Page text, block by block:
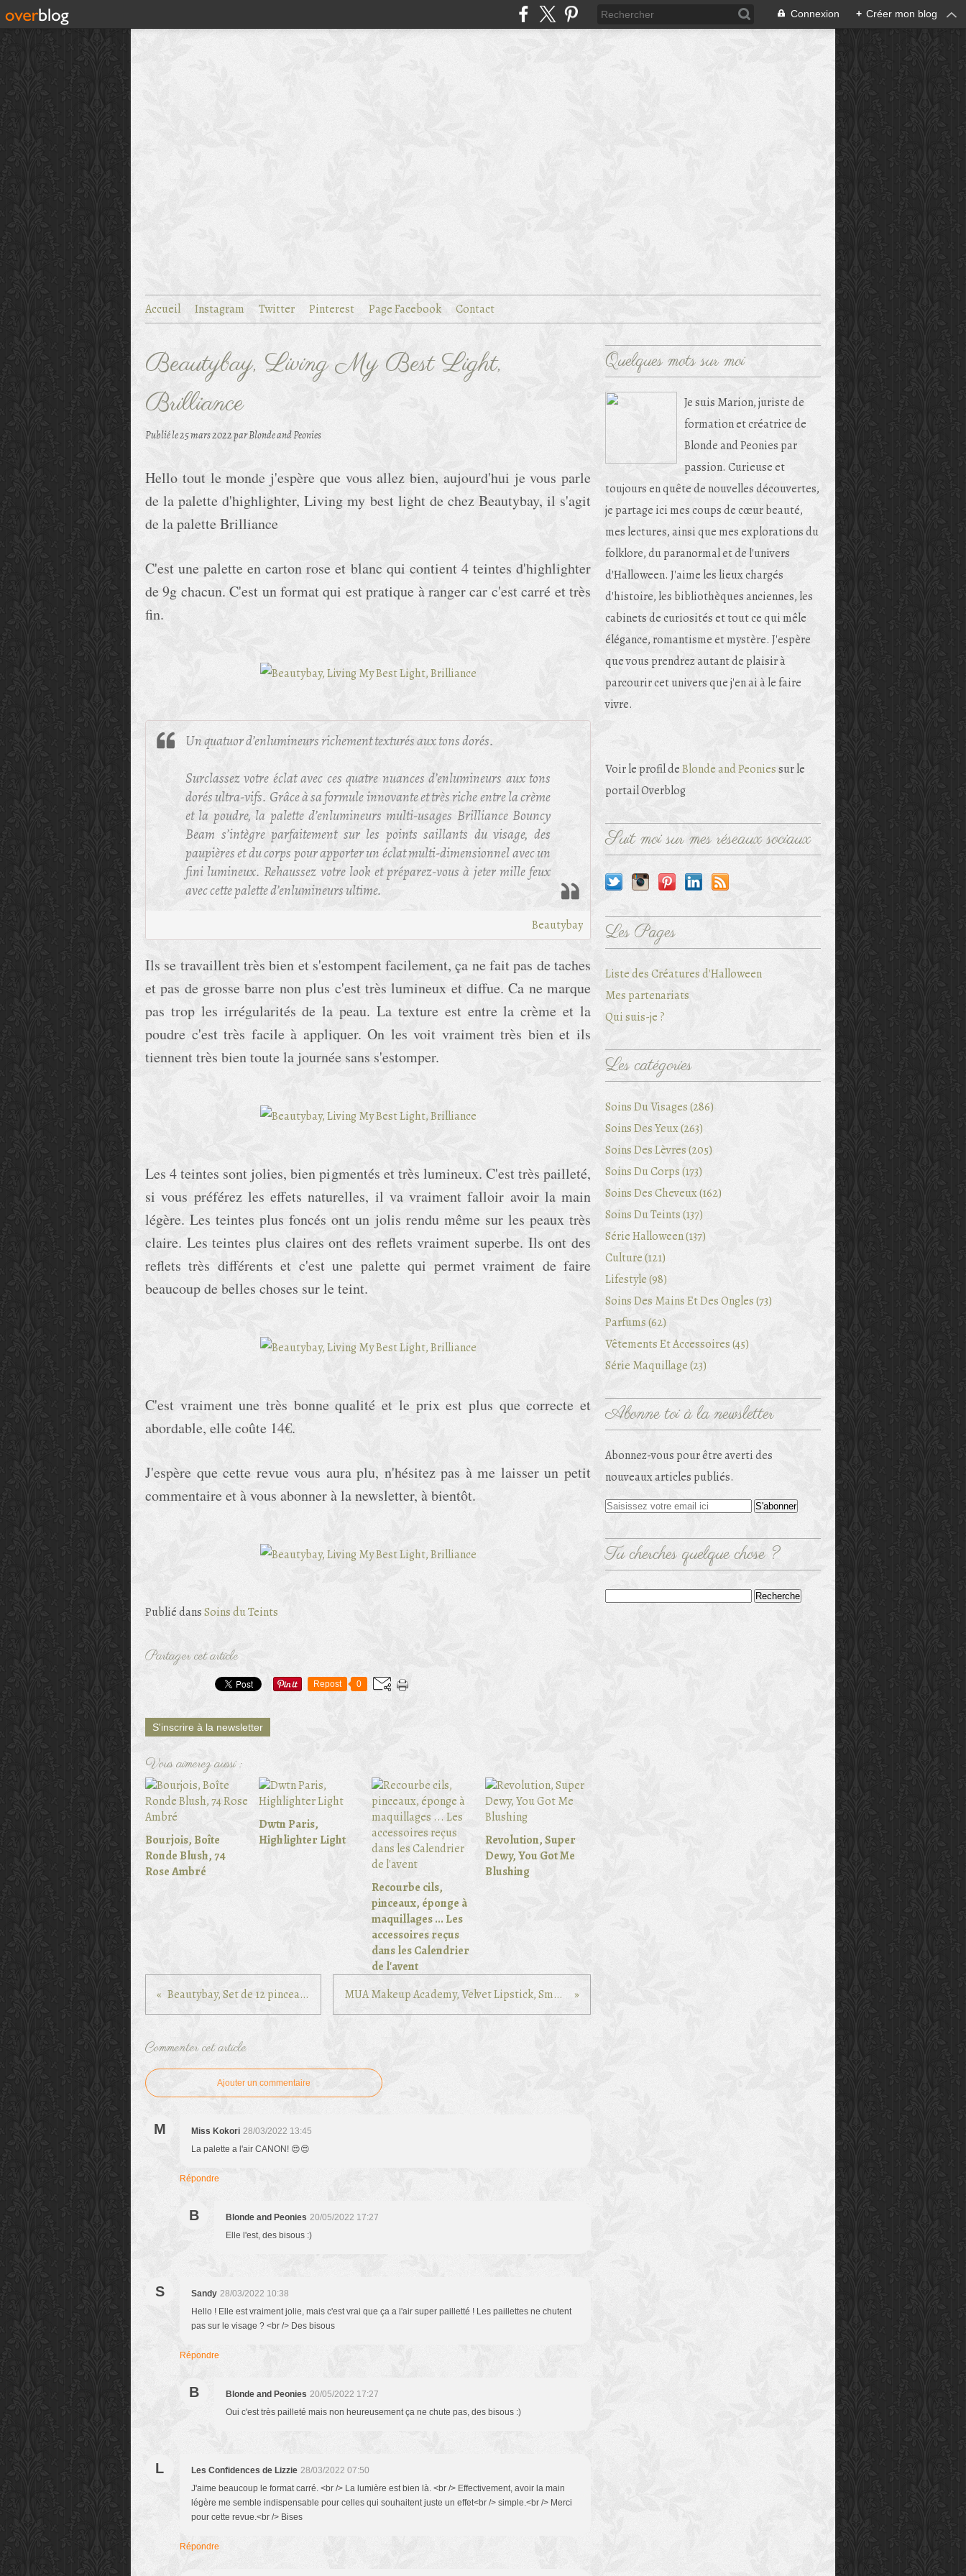
Connexion + Créer mon blog
Accueil Instagram Twitter Pinterest Page Facebook Contact
Beautybay, Living My Best Light,
Brilliance
Publié le25 mars 2022par Blonde and Peonies
Hello tout le monde j'espère que vous allez bien, aujourd'hui je vous parle
de la palette d'highlighter, Living my best light de chez Beautybay, il s'agit
de la palette Brilliance
C'est une palette en carton rose et blanc qui contient 4 teintes d'highlighter
de 9g chacun. C'est un format qui est pratique à ranger car c'est carré et très
fin.
Un quatuor d’enlumineurs richement texturés aux tons dorés.
Surclassez votre éclat avec ces quatre nuances d’enlumineurs aux tons
dorés ultra-vifs. Grâce à sa formule innovante et très riche entre la crème
et la poudre, la palette d’enlumineurs multi-usages Brilliance Bouncy
Beam s’intègre parfaitement sur les points saillants du visage, des
paupières et du corps pour apporter un éclat multi-dimensionnel avec un
fini lumineux. Rehaussez votre look et préparez-vous à jeter mille feux
avec cette palette d’enlumineurs ultime.
Beautybay
Ils se travaillent très bien et s'estompent facilement, ça ne fait pas de taches
et pas de grosse barre non plus c'est très lumineux et diffue. Ca ne marque
pas trop les irrégularités de la peau. La texture est entre la crème et la
poudre c'est très facile à appliquer. On les voit vraiment très bien et ils
tiennent très bien toute la journée sans s'estomper.
Les 4 teintes sont jolies, bien pigmentés et très lumineux. C'est très pailleté,
si vous préférez les effets naturelles, il va vraiment falloir avoir la main
légère. Les teintes plus foncés ont un jolis rendu même sur les peaux très
claire. Les teintes plus claires ont des reflets vraiment superbe. Ils ont des
reflets très différents et c'est une palette qui permet vraiment de faire
beaucoup de belles choses sur le teint.
C'est vraiment une très bonne qualité et le prix est plus que correcte et
abordable, elle coûte 14€.
J'espère que cette revue vous aura plu, n'hésitez pas à me laisser un petit
commentaire et à vous abonner à la newsletter, à bientôt.
Publié dansSoins du Teints
Partager cet article
Repost 0
S'inscrire à la newsletter
Vous aimerez aussi :
Bourjois, Boîte
Ronde Blush, 74
Rose Ambré
Dwtn Paris,
Highlighter Light
Recourbe cils,
pinceaux, éponge à
maquillages ... Les
accessoires reçus
dans les Calendrier
de l'avent
Revolution, Super
Dewy, You Got Me
Blushing
Beautybay, Set de 12 pinceaux pour les yeux MUA Makeup Academy, Velvet Lipstick, Smooth Matte Finish, Sassy
Commenter cet article
Ajouter un commentaire
M Miss Kokori 28/03/2022 13:45
La palette a l'air CANON! 😍😍
Répondre
B Blonde and Peonies 20/05/2022 17:27
Elle l'est, des bisous :)
S Sandy 28/03/2022 10:38
Hello ! Elle est vraiment jolie, mais c'est vrai que ça a l'air super pailletté ! Les paillettes ne chutent
pas sur le visage ? <br /> Des bisous
Répondre
B Blonde and Peonies 20/05/2022 17:27
Oui c'est très pailleté mais non heureusement ça ne chute pas, des bisous :)
L Les Confidences de Lizzie 28/03/2022 07:50
J'aime beaucoup le format carré. <br /> La lumière est bien là. <br /> Effectivement, avoir la main
légère me semble indispensable pour celles qui souhaitent juste un effet<br /> simple.<br /> Merci
pour cette revue.<br /> Bises
Répondre
Quelques mots sur moi
Je suis Marion, juriste de
formation et créatrice de
Blonde and Peonies par
passion. Curieuse et
toujours en quête de nouvelles découvertes,
je partage ici mes coups de cœur beauté,
mes lectures, ainsi que mes explorations du
folklore, du paranormal et de l'univers
d'Halloween. J'aime les lieux chargés
d'histoire, les bibliothèques anciennes, les
cabinets de curiosités et tout ce qui mêle
élégance, romantisme et mystère. J'espère
que vous prendrez autant de plaisir à
parcourir cet univers que j'en ai à le faire
vivre.
Voir le profil deBlonde and Peoniessur le
portail Overblog
Suit moi sur mes réseaux sociaux
Les Pages
Liste des Créatures d'Halloween
Mes partenariats
Qui suis-je ?
Les catégories
Soins Du Visages (286)
Soins Des Yeux (263)
Soins Des Lèvres (205)
Soins Du Corps (173)
Soins Des Cheveux (162)
Soins Du Teints (137)
Série Halloween (137)
Culture (121)
Lifestyle (98)
Soins Des Mains Et Des Ongles (73)
Parfums (62)
Vêtements Et Accessoires (45)
Série Maquillage (23)
Abonne toi à la newsletter
Abonnez-vous pour être averti des
nouveaux articles publiés.
Tu cherches quelque chose ?